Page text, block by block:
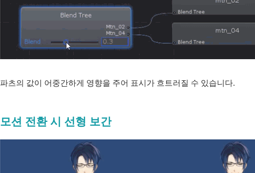
파츠의 값이 어중간하게 영향을 주어 표시가 흐트러질 수 있습니다.
모션 전환 시 선형 보간